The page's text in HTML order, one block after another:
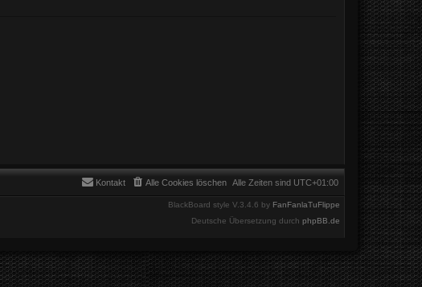
Alle Zeiten sind UTC+01:00
Alle Cookies löschen
Kontakt
BlackBoard style V.3.4.6 by FanFanlaTuFlippe
Deutsche Übersetzung durch phpBB.de